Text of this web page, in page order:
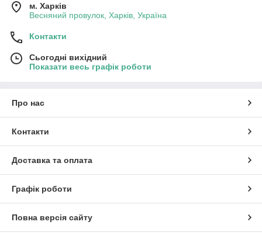
цю фарбу безпечною у використанні, а
фарби на полотні — яскравими і
м. Харків
Весняний провулок, Харків, Україна
Контакти
Сьогодні вихідний
Показати весь графік роботи
Про нас
Контакти
Доставка та оплата
Графік роботи
Повна версія сайту